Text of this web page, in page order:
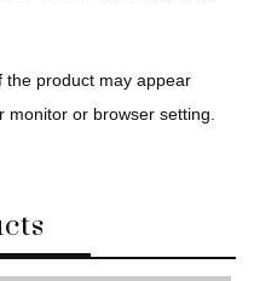
the product may appear
or browser setting.